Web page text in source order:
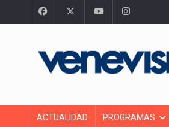
ACTUALIDAD PROGRAMAS